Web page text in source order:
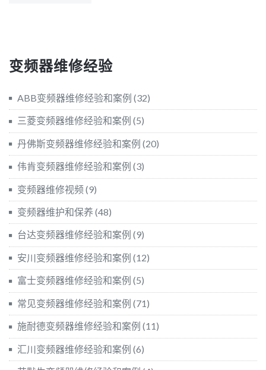
变频器维修经验
ABB变频器维修经验和案例 (32)
三菱变频器维修经验和案例 (5)
丹佛斯变频器维修经验和案例 (20)
伟肯变频器维修经验和案例 (3)
变频器维修视频(9)
变频器维护和保养 (48)
台达变频器维修经验和案例 (9)
安川变频器维修经验和案例 (12)
富士变频器维修经验和案例 (5)
常见变频器维修经验和案例 (71)
施耐德变频器维修经验和案例 (11)
汇川变频器维修经验和案例 (6)